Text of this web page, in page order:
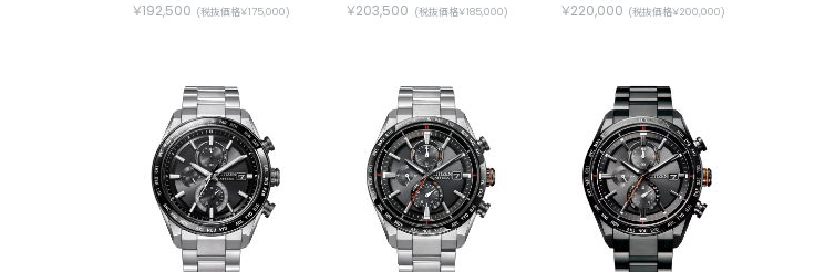
￥192,500 (税抜価格￥175,000) ￥203,500 (税抜価格￥185,000) ￥220,000 (税抜価格￥200,000)